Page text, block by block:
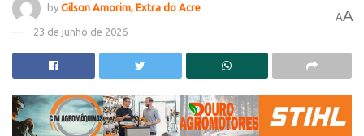
by Gilson Amorim, Extra do Acre
23 de junho de 2026
AA